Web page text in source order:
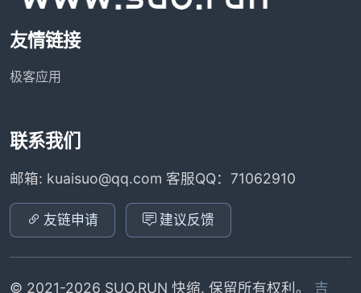
友情链接
极客应用
联系我们
邮箱: kuaisuo@qq.com 客服QQ：71062910
友链申请 建议反馈
© 2021-2026 SUO.RUN 快缩. 保留所有权利。 吉